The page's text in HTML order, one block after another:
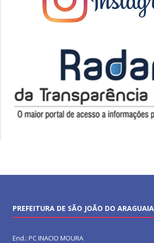
PREFEITURA DE SÃO JOÃO DO ARAGUAIA
End.: PC INACIO MOURA